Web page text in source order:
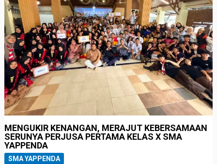
MENGUKIR KENANGAN, MERAJUT KEBERSAMAAN
SERUNYA PERJUSA PERTAMA KELAS X SMA
YAPPENDA
SMA YAPPENDA